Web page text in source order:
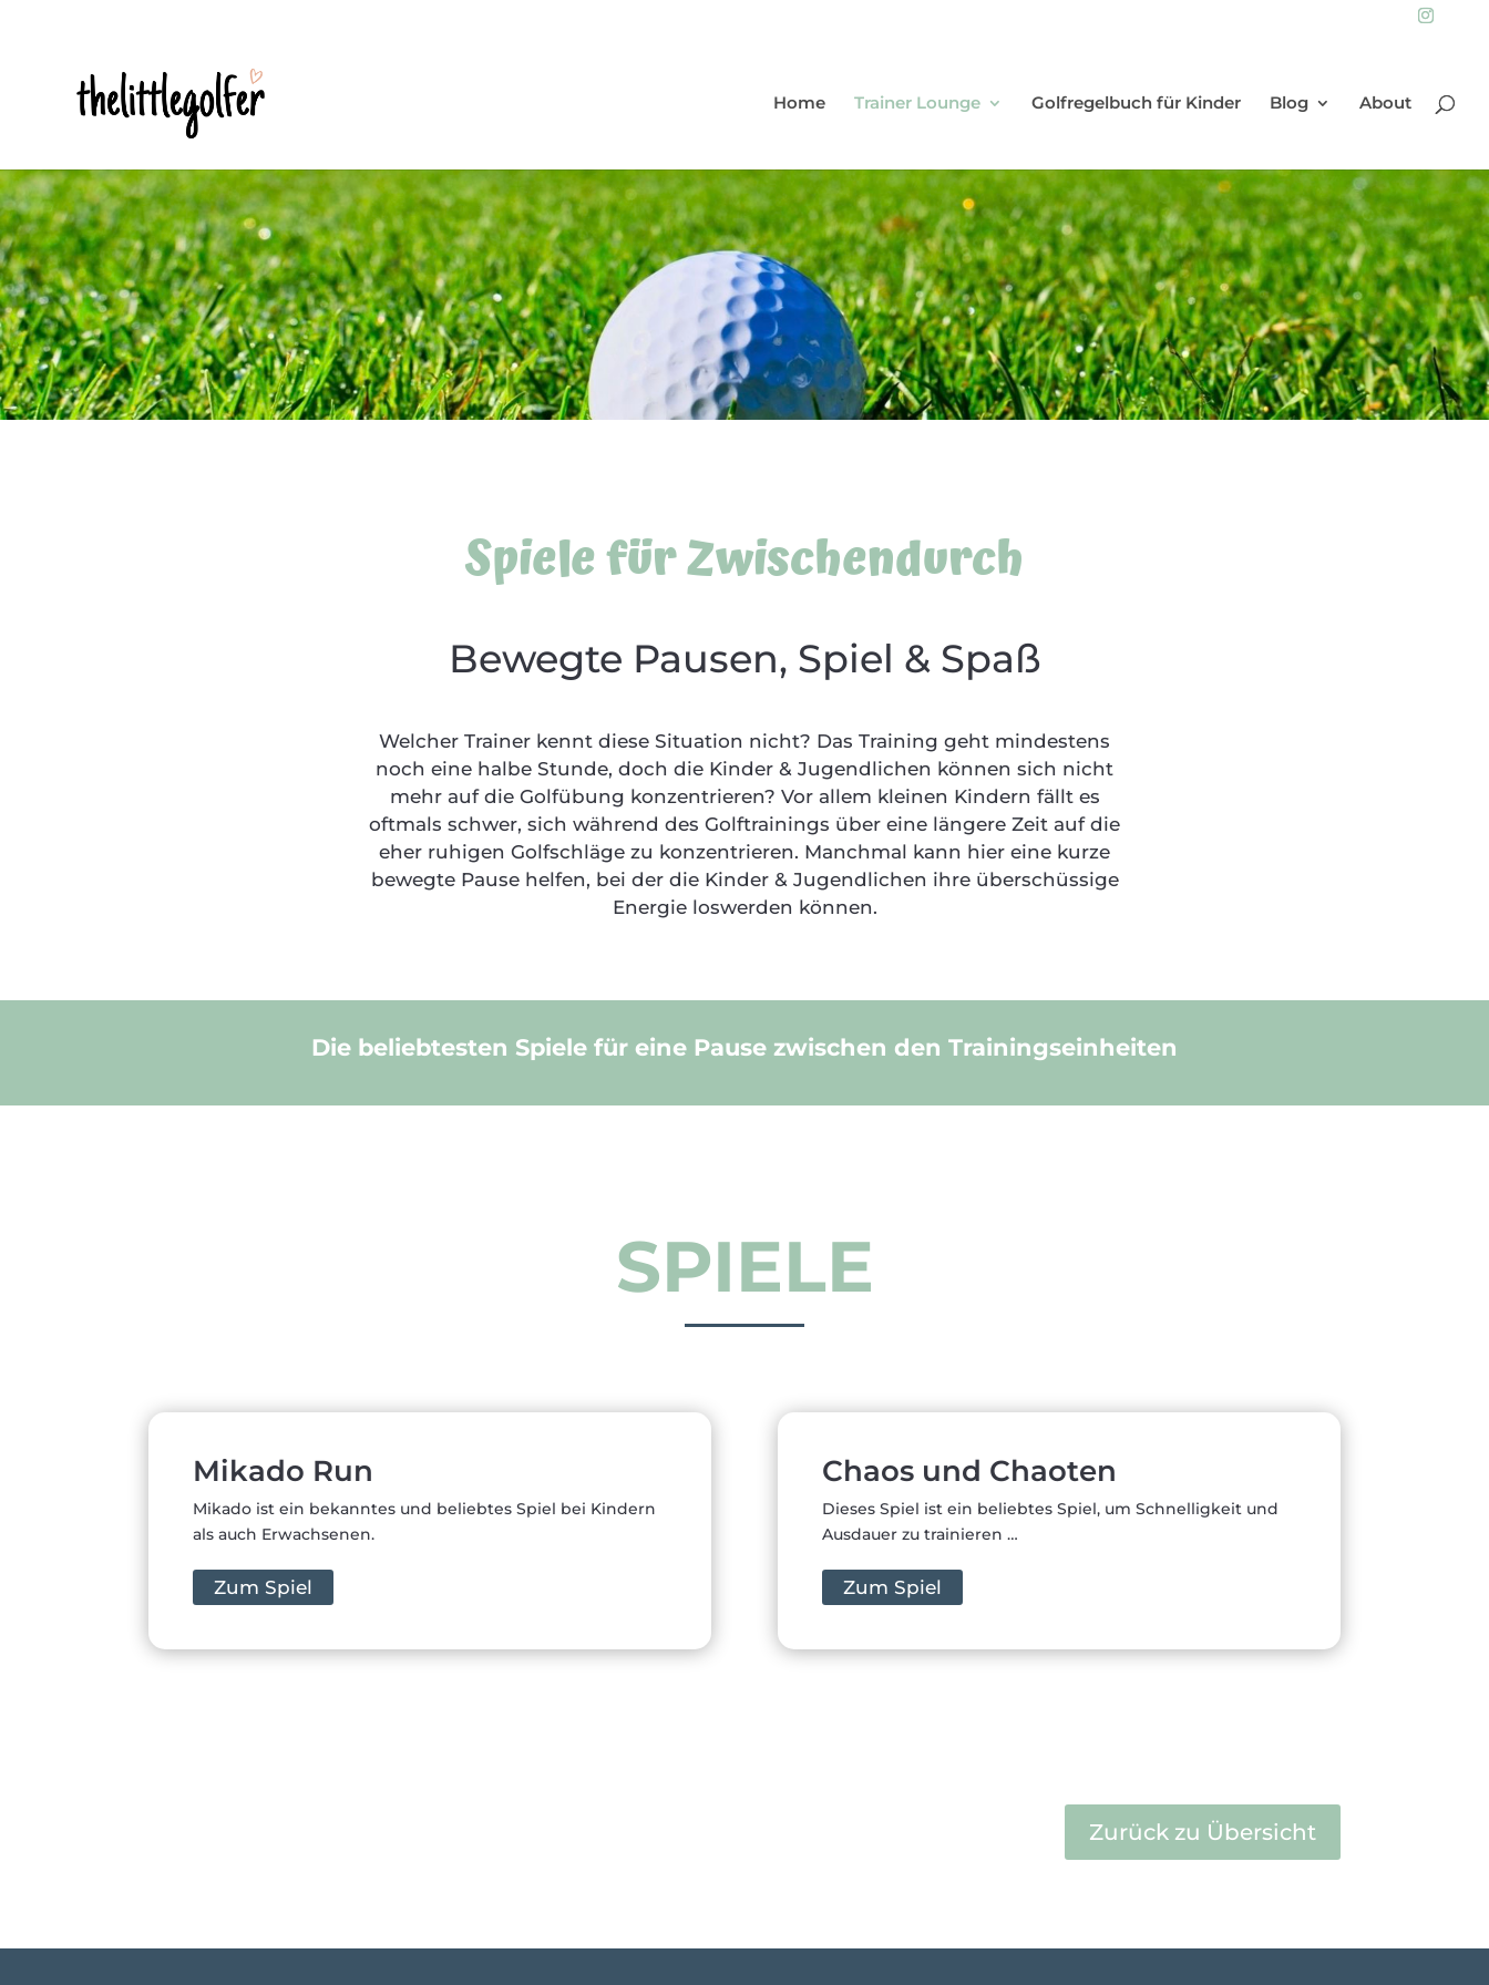
Home Trainer Lounge Golfregelbuch für Kinder Blog About
Spiele für Zwischendurch
Bewegte Pausen, Spiel & Spaß
Welcher Trainer kennt diese Situation nicht? Das Training geht mindestens
noch eine halbe Stunde, doch die Kinder & Jugendlichen können sich nicht
mehr auf die Golfübung konzentrieren? Vor allem kleinen Kindern fällt es
oftmals schwer, sich während des Golftrainings über eine längere Zeit auf die
eher ruhigen Golfschläge zu konzentrieren. Manchmal kann hier eine kurze
bewegte Pause helfen, bei der die Kinder & Jugendlichen ihre überschüssige
Energie loswerden können.
Die beliebtesten Spiele für eine Pause zwischen den Trainingseinheiten
SPIELE
Mikado Run
Mikado ist ein bekanntes und beliebtes Spiel bei Kindern
als auch Erwachsenen.
Zum Spiel
Chaos und Chaoten
Dieses Spiel ist ein beliebtes Spiel, um Schnelligkeit und
Ausdauer zu trainieren …
Zum Spiel
Zurück zu Übersicht